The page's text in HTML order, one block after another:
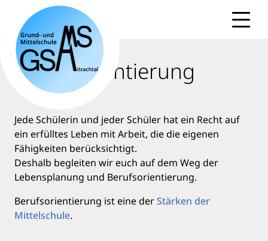
content
Berufsorientierung
Jede Schülerin und jeder Schüler hat ein Recht auf
ein erfülltes Leben mit Arbeit, die die eigenen
Fähigkeiten berücksichtigt.
Deshalb begleiten wir euch auf dem Weg der
Lebensplanung und Berufsorientierung.
Berufsorientierung ist eine derStärken der
Mittelschule.